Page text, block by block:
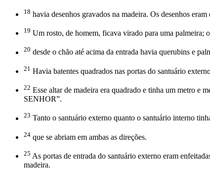
18 havia desenhos gravados na madeira. Os desenhos
19 Um rosto, de homem, ficava virado para uma palmeira;
20 desde o chão até acima da entrada havia querubins e
21 Havia batentes quadrados nas portas do santuário
22 Esse altar de madeira era quadrado e tinha um metro e
SENHOR”.
23 Tanto o santuário externo quanto o santuário interno
24 que se abriam em ambas as direções.
25 As portas de entrada do santuário externo eram
madeira.